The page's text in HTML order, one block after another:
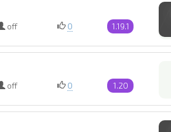
off 0 1.19.1
off 0 1.20